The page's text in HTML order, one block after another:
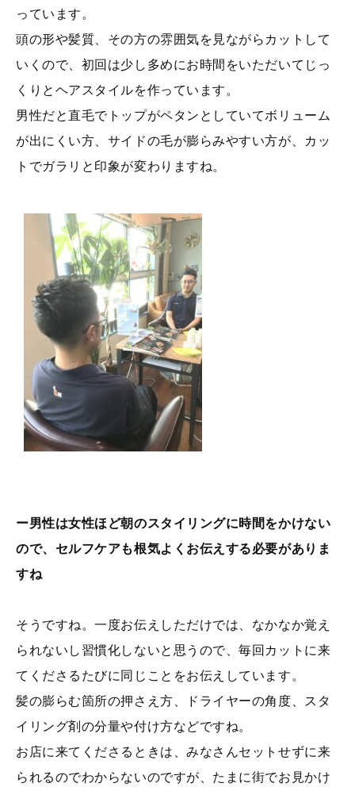
っています。
頭の形や髪質、その方の雰囲気を見ながらカットして
いくので、初回は少し多めにお時間をいただいてじっ
くりとヘアスタイルを作っています。
男性だと直毛でトップがペタンとしていてボリューム
が出にくい方、サイドの毛が膨らみやすい方が、カッ
トでガラリと印象が変わりますね。
ー男性は女性ほど朝のスタイリングに時間をかけない
ので、セルフケアも根気よくお伝えする必要がありま
すね
そうですね。一度お伝えしただけでは、なかなか覚え
られないし習慣化しないと思うので、毎回カットに来
てくださるたびに同じことをお伝えしています。
髪の膨らむ箇所の押さえ方、ドライヤーの角度、スタ
イリング剤の分量や付け方などですね。
お店に来てくださるときは、みなさんセットせずに来
られるのでわからないのですが、たまに街でお見かけ